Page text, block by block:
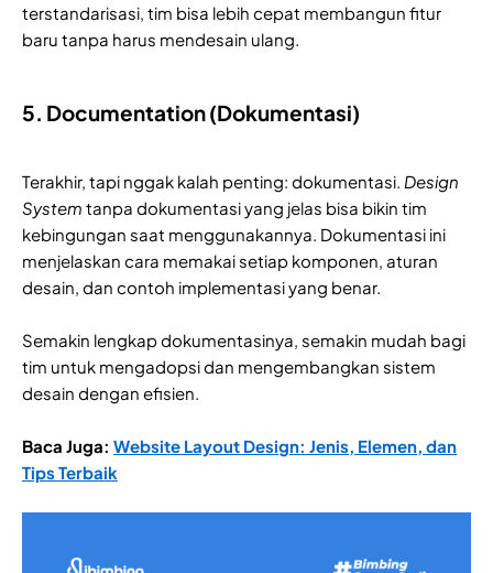
terstandarisasi, tim bisa lebih cepat membangun fitur
baru tanpa harus mendesain ulang.
5. Documentation (Dokumentasi)
Terakhir, tapi nggak kalah penting: dokumentasi. Design
System tanpa dokumentasi yang jelas bisa bikin tim
kebingungan saat menggunakannya. Dokumentasi ini
menjelaskan cara memakai setiap komponen, aturan
desain, dan contoh implementasi yang benar.
Semakin lengkap dokumentasinya, semakin mudah bagi
tim untuk mengadopsi dan mengembangkan sistem
desain dengan efisien.
Baca Juga: Website Layout Design: Jenis, Elemen, dan
Tips Terbaik